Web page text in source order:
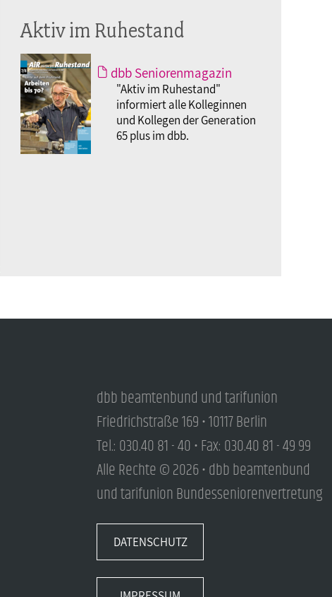
Aktiv im Ruhestand
dbb Seniorenmagazin
"Aktiv im Ruhestand"
informiert alle Kolleginnen
und Kollegen der Generation
65 plus im dbb.
dbb beamtenbund und tarifunion
Friedrichstraße 169 • 10117 Berlin
Tel.: 030.40 81 - 40 • Fax: 030.40 81 - 49 99
Alle Rechte © 2026 • dbb beamtenbund
und tarifunion Bundesseniorenvertretung
DATENSCHUTZ